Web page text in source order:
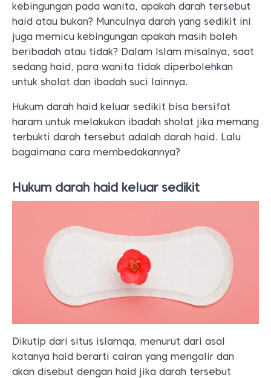
kebingungan pada wanita, apakah darah tersebut
haid atau bukan? Munculnya darah yang sedikit ini
juga memicu kebingungan apakah masih boleh
beribadah atau tidak? Dalam Islam misalnya, saat
sedang haid, para wanita tidak diperbolehkan
untuk sholat dan ibadah suci lainnya.
Hukum darah haid keluar sedikit bisa bersifat
haram untuk melakukan ibadah sholat jika memang
terbukti darah tersebut adalah darah haid. Lalu
bagaimana cara membedakannya?
Hukum darah haid keluar sedikit
Dikutip dari situs islamqa, menurut dari asal
katanya haid berarti cairan yang mengalir dan
akan disebut dengan haid jika darah tersebut